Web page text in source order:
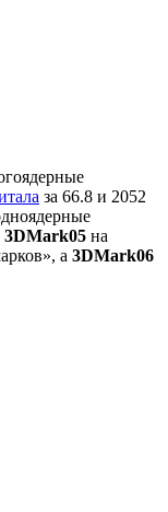
за 66.8 и 2052
3DMark05 на
а 3DMark06